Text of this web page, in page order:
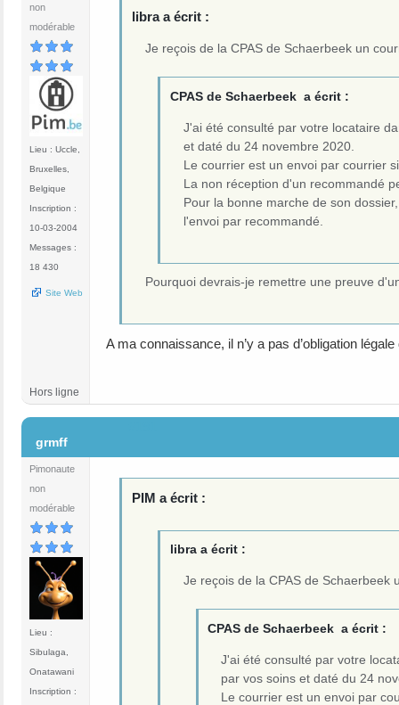
non
modérable
Lieu : Uccle,
Bruxelles,
Belgique
Inscription :
10-03-2004
Messages :
18 430
Site Web
libra a écrit :
Je reçois de la CPAS de Schaerbeek un
CPAS de Schaerbeek a écrit :
J'ai été consulté par votre locataire
et daté du 24 novembre 2020.
Le courrier est un envoi par courrier
La non réception d'un recommandé
Pour la bonne marche de son
l'envoi par recommandé.
Pourquoi devrais-je remettre une preuve
A ma connaissance, il n’y a pas d’obligation
Hors ligne
grmff
Pimonaute
non
modérable
Lieu :
Sibulaga,
Onatawani
Inscription :
PIM a écrit :
libra a écrit :
Je reçois de la CPAS de Schaerbeek
CPAS de Schaerbeek a écrit :
J'ai été consulté par votre
par vos soins et daté du 24
Le courrier est un envoi par